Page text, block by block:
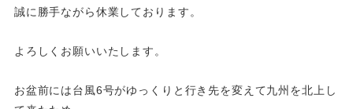
誠に勝手ながら休業しております。
よろしくお願いいたします。
お盆前には台風6号がゆっくりと行き先を変えて九州を北上し